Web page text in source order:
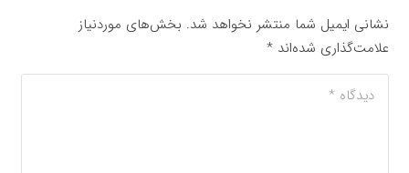
نشانی ایمیل شما منتشر نخواهد شد. بخش‌های موردنیاز
علامت‌گذاری شده‌اند*